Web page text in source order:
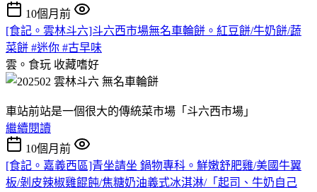
10個月前
[食記。雲林斗六]斗六西市場無名車輪餅。紅豆餅/牛奶餅/蔬
菜餅 #迷你 #古早味
雲。食玩 收藏嗜好
車站前站是一個很大的傳統菜市場「斗六西市場」
繼續閱讀
10個月前
[食記。嘉義西區]青坐請坐 鍋物專科。鮮嫩舒肥雞/美國牛翼
板/剝皮辣椒雞餛飩/焦糖奶油義式冰淇淋/「起司、牛奶自己